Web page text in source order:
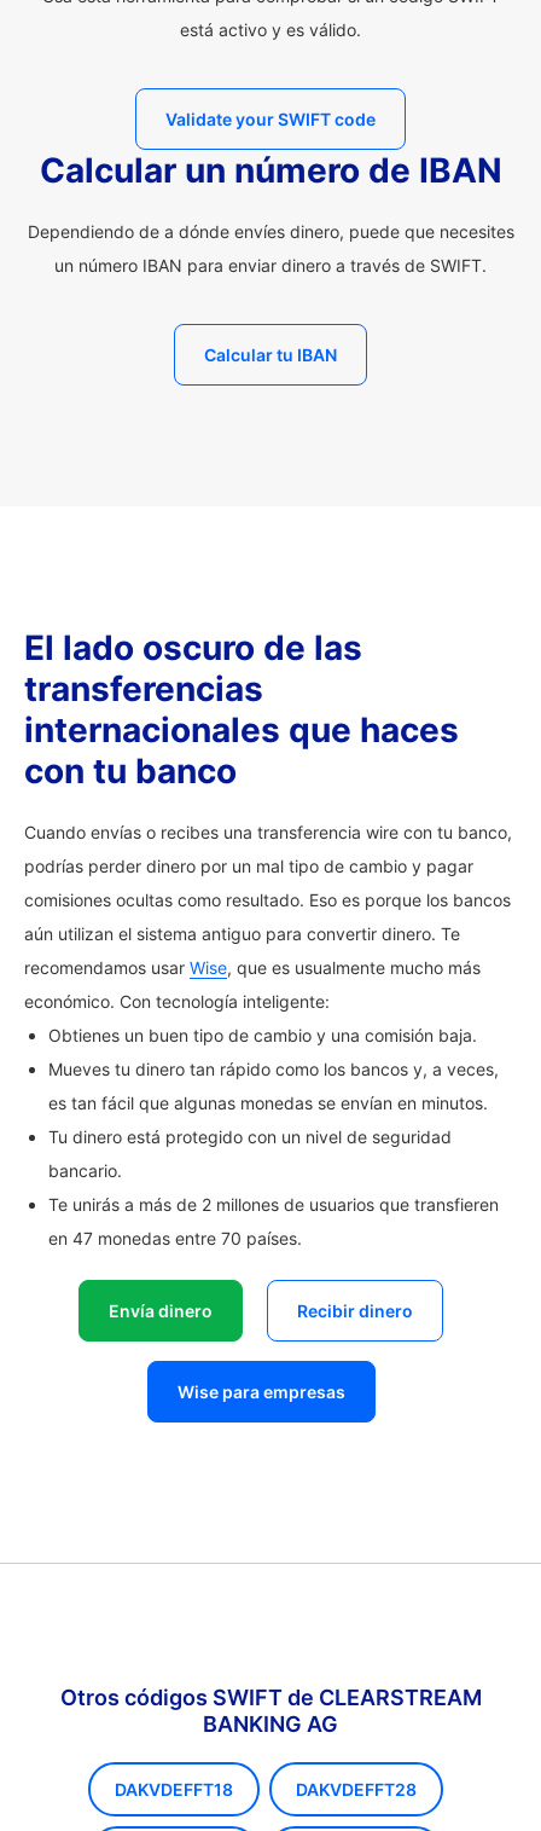
está activo y es válido.
Validate your SWIFT code
Calcular un número de IBAN
Dependiendo de a dónde envíes dinero, puede que necesites
un número IBAN para enviar dinero a través de SWIFT.
Calcular tu IBAN
El lado oscuro de las
transferencias
internacionales que haces
con tu banco
Cuando envías o recibes una transferencia wire con tu banco,
podrías perder dinero por un mal tipo de cambio y pagar
comisiones ocultas como resultado. Eso es porque los bancos
aún utilizan el sistema antiguo para convertir dinero. Te
recomendamos usar Wise, que es usualmente mucho más
económico. Con tecnología inteligente:
Obtienes un buen tipo de cambio y una comisión baja.
Mueves tu dinero tan rápido como los bancos y, a veces,
es tan fácil que algunas monedas se envían en minutos.
Tu dinero está protegido con un nivel de seguridad
bancario.
Te unirás a más de 2 millones de usuarios que transfieren
en 47 monedas entre 70 países.
Envía dinero Recibir dinero
Wise para empresas
Otros códigos SWIFT de CLEARSTREAM
BANKING AG
DAKVDEFFT18 DAKVDEFFT28